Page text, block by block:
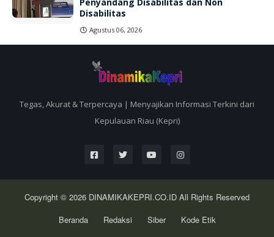
Disabilitas
Agustus 06, 2026
Tegas, Akurat & Terpercaya | Menyajikan Informasi Terkini dari
Kepulauan Riau (Kepri)
Copyright © 2026 DINAMIKAKEPRI.CO.ID All Rights Reserved
Beranda
Redaksi Siber Kode Etik